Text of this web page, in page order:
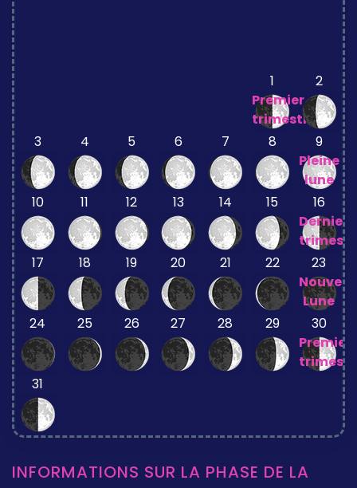
1
Premier
trimestre
2
3 4 5 6 7 8
9
Pleine
lune
10
11 12 13 14 15
16
Dernier
17
18 19 20 21 22
23
Nouvelle
Lune
24
25 26 27 28 29
30
Premier
31
INFORMATIONS SUR LA PHASE DE LA